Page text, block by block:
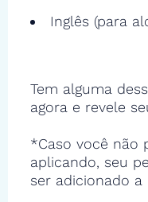
Inglês (para
Tem alguma
agora e revele
*Caso você não
aplicando, seu
ser adicionado